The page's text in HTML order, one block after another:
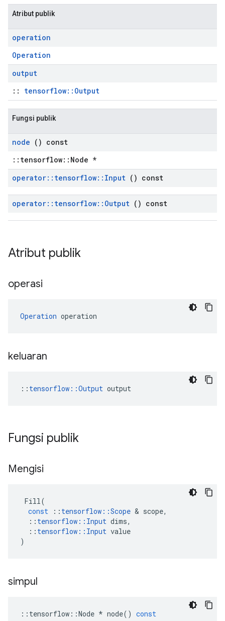
Atribut publik
operation
Operation
output
:: tensorflow::Output
Fungsi publik
node () const
::tensorflow::Node *
operator:: tensorflow:: Input () const
operator:: tensorflow:: Output () const
Atribut publik
operasi
Operation operation
keluaran
:: tensorflow::Output output
Fungsi publik
Mengisi
Fill(
const
:: tensorflow ::Scope & scope,
:: tensorflow :: Input dims,
:: tensorflow :: Input value
)
simpul
:: tensorflow ::Node * node() const